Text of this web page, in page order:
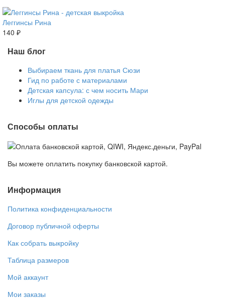
Леггинсы Рина
140 ₽
Наш блог
Выбираем ткань для платья Сюзи
Гид по работе с материалами
Детская капсула: с чем носить Мари
Иглы для детской одежды
Способы оплаты
Вы можете оплатить покупку банковской картой.
Информация
Политика конфиденциальности
Договор публичной оферты
Как собрать выкройку
Таблица размеров
Мой аккаунт
Мои заказы